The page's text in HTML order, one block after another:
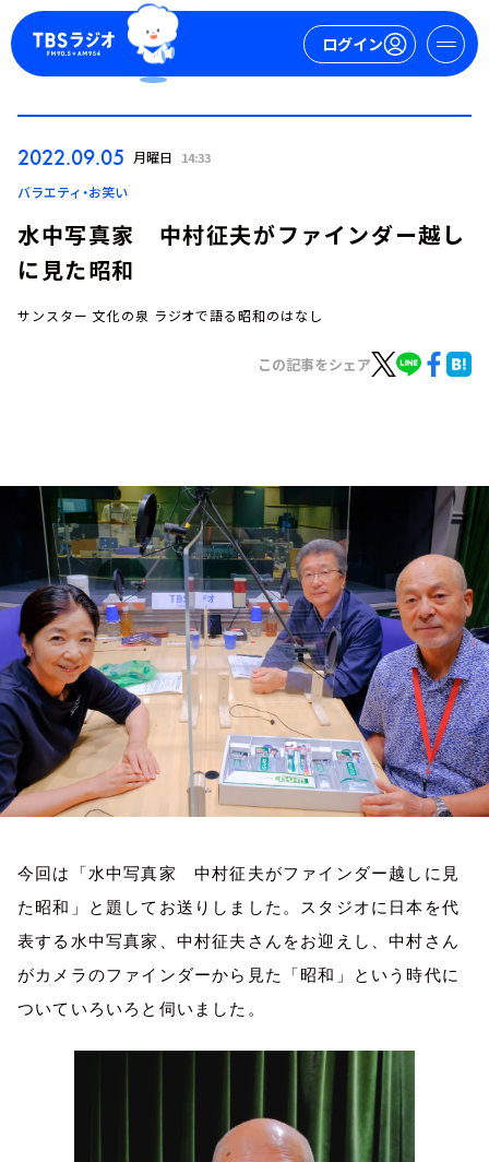
ログイン
ログイン
お知らせ
イベント・グッズ
YouTube
会社情報
2022.09.05 月曜日 14:33
バラエティ・お笑い
水中写真家 中村征夫がファインダー越し
に見た昭和
サンスター 文化の泉 ラジオで語る昭和のはなし
この記事をシェア
今回は「水中写真家 中村征夫がファインダー越しに見
た昭和」と題してお送りしました。スタジオに日本を代
表する水中写真家、中村征夫さんをお迎えし、中村さん
がカメラのファインダーから見た「昭和」という時代に
ついていろいろと伺いました。